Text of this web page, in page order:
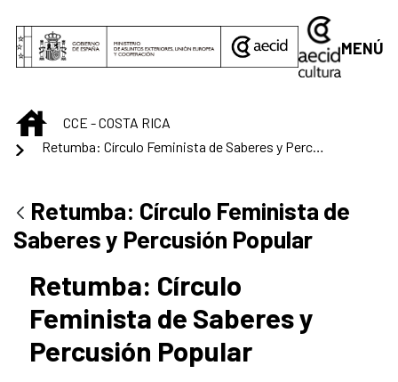
MENÚ
INICIO
CCE - COSTA RICA
Retumba: Círculo Feminista de Saberes y Percusión Popular
Retumba: Círculo Feminista de
Saberes y Percusión Popular
Retumba: Círculo
Feminista de Saberes y
Percusión Popular